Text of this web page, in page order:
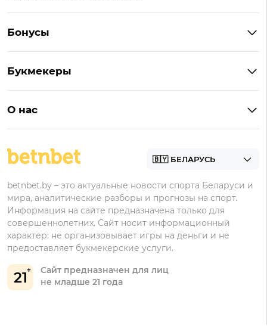
Букмекеры на Андроид
БК для ставок на киберспорт
Бонусы
Бонус на депозит
Бонусы Бетера
Бонусы Винлайн
Букмекеры
Марафонбет
О нас
21
Сайт предназначен для лиц
не младше 21 года
betnbet.by – это актуальные новости спорта Беларуси и
мира, аналитические разборы и прогнозы на спорт.
Информация на сайте предназначена только для
совершеннолетних. Сайт носит информационный
характер: не организовывает игры на деньги и не
предоставляет букмекерские услуги.